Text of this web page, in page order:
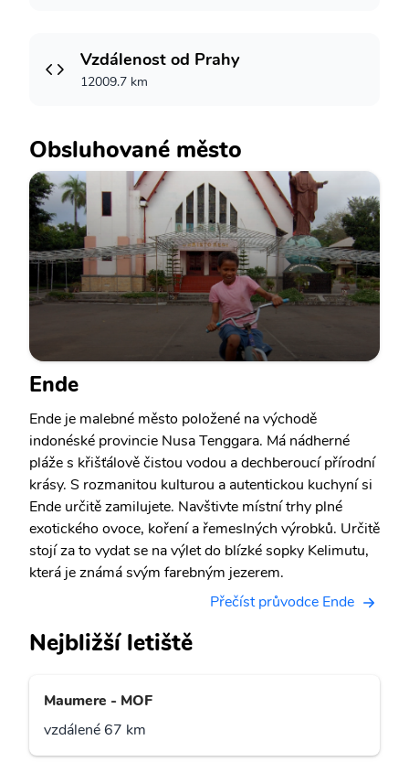
Vzdálenost od Prahy
12009.7 km
Obsluhované město
Ende
Ende je malebné město položené na východě
indonéské provincie Nusa Tenggara. Má nádherné
pláže s křišťálově čistou vodou a dechberoucí přírodní
krásy. S rozmanitou kulturou a autentickou kuchyní si
Ende určitě zamilujete. Navštivte místní trhy plné
exotického ovoce, koření a řemeslných výrobků. Určitě
stojí za to vydat se na výlet do blízké sopky Kelimutu,
která je známá svým farebným jezerem.
Přečíst průvodce Ende
Nejbližší letiště
Maumere - MOF
vzdálené 67 km